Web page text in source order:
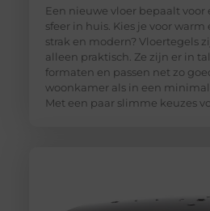
Een nieuwe vloer bepaalt voor
sfeer in huis. Kies je voor
strak en modern? Vloertegels
alleen praktisch. Ze zijn er in
formaten en passen net zo
woonkamer als in een
Met een paar slimme keuzes